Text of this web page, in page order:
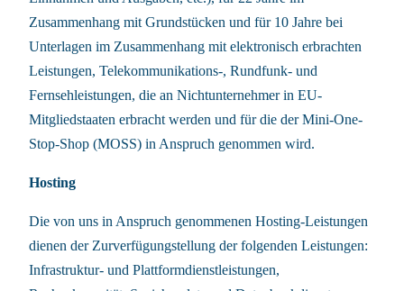
Zusammenhang mit Grundstücken und für 10 Jahre bei
Unterlagen im Zusammenhang mit elektronisch erbrachten
Leistungen, Telekommunikations-, Rundfunk- und
Fernsehleistungen, die an Nichtunternehmer in EU-
Mitgliedstaaten erbracht werden und für die der Mini-One-
Stop-Shop (MOSS) in Anspruch genommen wird.
Hosting
Die von uns in Anspruch genommenen Hosting-Leistungen
dienen der Zurverfügungstellung der folgenden Leistungen:
Infrastruktur- und Plattformdienstleistungen,